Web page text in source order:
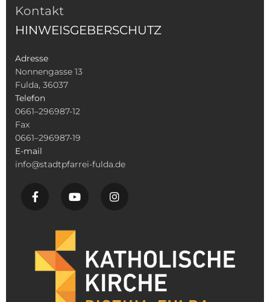
Kontakt
HINWEISGEBERSCHUTZ
Adresse
Nonnengasse 13
Fulda, 36037
Telefon
0661–296987-12
Fax
0661–296987-19
E-mail
info@stadtpfarrei-fulda.de